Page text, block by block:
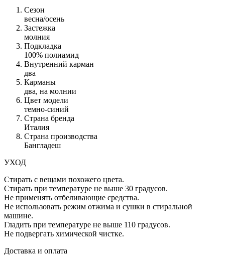
Сезон
весна/осень
Застежка
молния
Подкладка
100% полиамид
Внутренний карман
два
Карманы
два, на молнии
Цвет модели
темно-синий
Страна бренда
Италия
Страна производства
Бангладеш
УХОД
Стирать с вещами похожего цвета.
Стирать при температуре не выше 30 градусов.
Не применять отбеливающие средства.
Не использовать режим отжима и сушки в стиральной
машине.
Гладить при температуре не выше 110 градусов.
Не подвергать химической чистке.
Доставка и оплата